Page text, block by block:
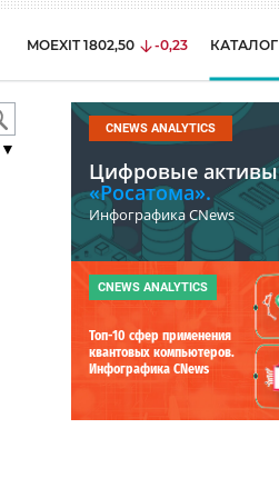
MOEXIT 1802,50 -0,23 КАТАЛОГ
CNEWS ANALYTICS
Цифровые активы
«Росатома».
Инфографика CNews
CNEWS ANALYTICS
Топ-10 сфер применения
квантовых компьютеров.
Инфографика CNews